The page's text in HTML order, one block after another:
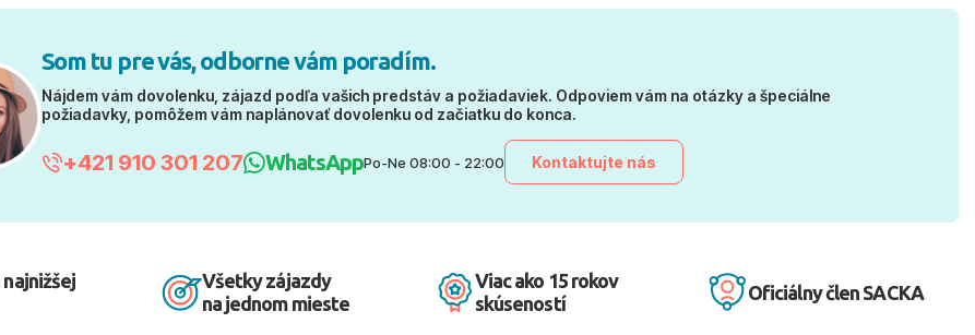
Som tu pre vás, odborne vám poradím.
Nájdem vám dovolenku, zájazd podľa vašich predstáv a požiadaviek. Odpoviem vám na otázky a špeciálne
požiadavky, pomôžem vám naplánovať dovolenku od začiatku do konca.
+421 910 301 207 WhatsAppPo-Ne 08:00 - 22:00 Kontaktujte nás
najnižšej
Všetky zájazdy
na jednom mieste
Viac ako 15 rokov
skúseností
Oficiálny člen SACKA